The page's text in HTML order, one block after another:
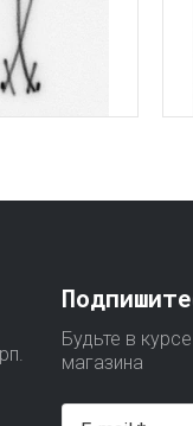
Будьте в
магазина